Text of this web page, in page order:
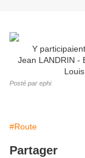
Y
Jean LANDRIN -
Posté par ephi
#Route
Partager